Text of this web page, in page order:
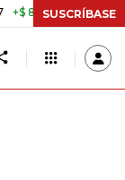
+2,19%
SUSCRÍBASE